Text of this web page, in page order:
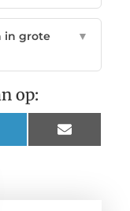
in grote
▼
op:
Email